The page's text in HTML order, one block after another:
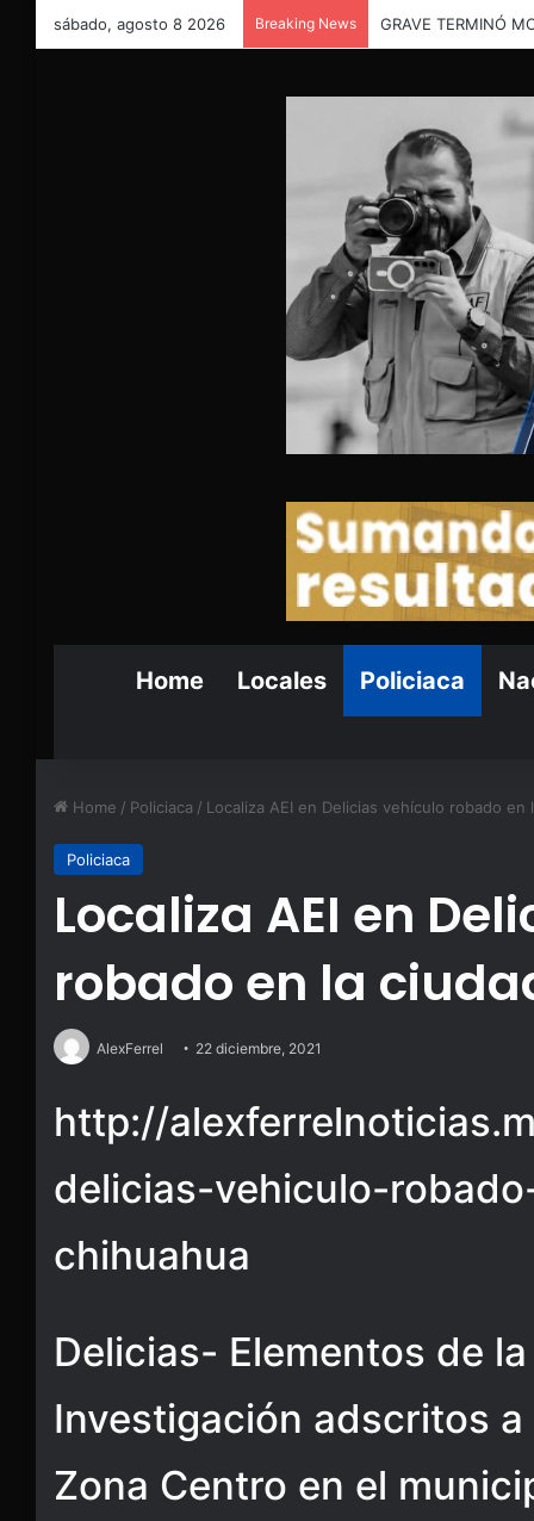
sábado, agosto 8 2026 Breaking News
Home Locales Policiaca
Home / Policiaca / Localiza AEI en Delicias vehículo robado en
Policiaca
Localiza AEI en
robado en la
AlexFerrel 22 diciembre, 2021
http://
delicias-vehiculo-
chihuahua
Delicias- Elementos de
Investigación adscritos
Zona Centro en el